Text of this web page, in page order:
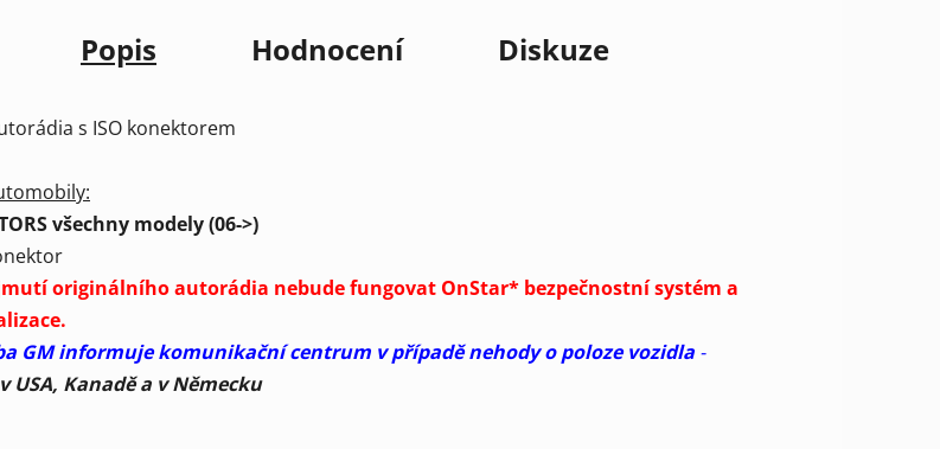
Popis Hodnocení Diskuze
s ISO konektorem
všechny modely (06->)
originálního autorádia nebude fungovat OnStar* bezpečnostní systém a
GM informuje komunikační centrum v případě nehody o poloze vozidla -
USA, Kanadě a v Německu